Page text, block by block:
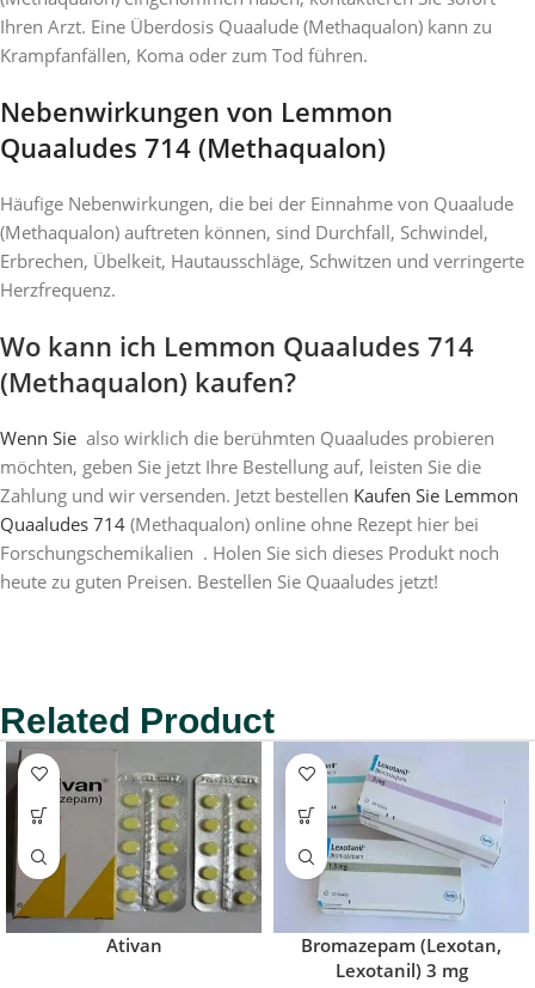
Ihren Arzt. Eine Überdosis Quaalude (Methaqualon) kann zu
Krampfanfällen, Koma oder zum Tod führen.
Nebenwirkungen von Lemmon
Quaaludes 714 (Methaqualon)
Häufige Nebenwirkungen, die bei der Einnahme von Quaalude
(Methaqualon) auftreten können, sind Durchfall, Schwindel,
Erbrechen, Übelkeit, Hautausschläge, Schwitzen und verringerte
Herzfrequenz.
Wo kann ich Lemmon Quaaludes 714
(Methaqualon) kaufen?
Wenn Sie also wirklich die berühmten Quaaludes probieren
möchten, geben Sie jetzt Ihre Bestellung auf, leisten Sie die
Zahlung und wir versenden. Jetzt bestellen Kaufen Sie Lemmon
Quaaludes 714 (Methaqualon) online ohne Rezept hier bei
Forschungschemikalien . Holen Sie sich dieses Produkt noch
heute zu guten Preisen. Bestellen Sie Quaaludes jetzt!
Related Product
Ativan
Bromazepam (Lexotan,
Lexotanil) 3 mg